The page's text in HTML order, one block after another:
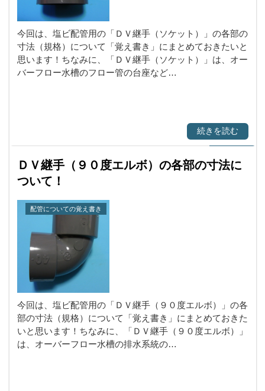
今回は、塩ビ配管用の「ＤＶ継手（ソケット）」の各部の
寸法（規格）について「覚え書き」にまとめておきたいと
思います！ちなみに、「ＤＶ継手（ソケット）」は、オー
バーフロー水槽のフロー管の台座など…
続きを読む
ＤＶ継手（９０度エルボ）の各部の寸法に
ついて！
配管についての覚え書き
今回は、塩ビ配管用の「ＤＶ継手（９０度エルボ）」の各
部の寸法（規格）について「覚え書き」にまとめておきた
いと思います！ちなみに、「ＤＶ継手（９０度エルボ）」
は、オーバーフロー水槽の排水系統の…